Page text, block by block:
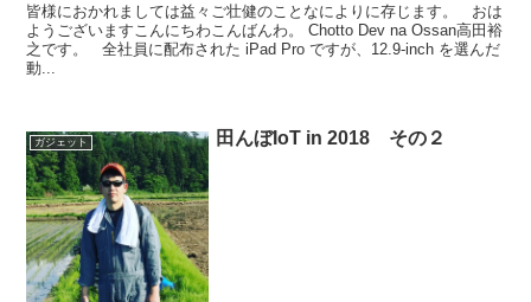
皆様におかれましては益々ご壮健のことなによりに存じます。 おは
ようございますこんにちわこんばんわ。 Chotto Dev na Ossan高田裕
之です。 全社員に配布された iPad Pro ですが、12.9-inch を選んだ
動...
ガジェット 田んぼIoT in 2018 その２